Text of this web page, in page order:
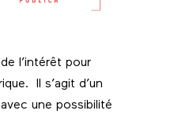
l’intérêt pour
Il s’agit d’un
une possibilité